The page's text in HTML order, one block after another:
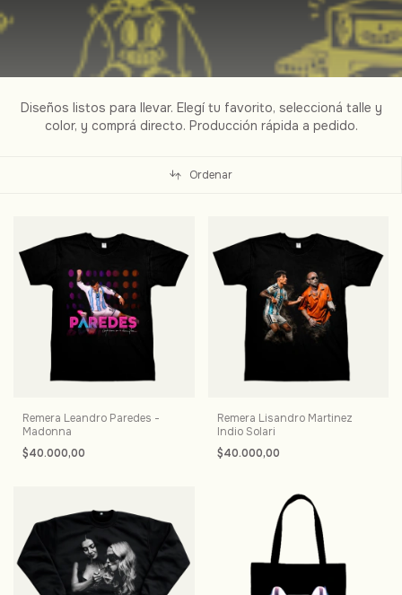
Diseños listos para llevar. Elegí tu favorito, seleccioná talle y
color, y comprá directo. Producción rápida a pedido.
Ordenar
Remera Leandro Paredes -
Madonna
$40.000,00
Remera Lisandro Martinez
Indio Solari
$40.000,00